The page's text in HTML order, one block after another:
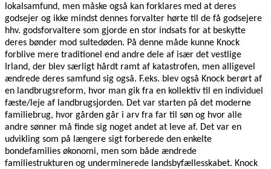
lokalsamfund, men måske også kan forklares med at deres
godsejer og ikke mindst dennes forvalter hørte til de få godsejere
hhv. godsforvaltere som gjorde en stor indsats for at beskytte
deres bønder mod sultedøden. På denne måde kunne Knock
forblive mere traditionel end andre dele af især det vestlige
Irland, der blev særligt hårdt ramt af katastrofen, men alligevel
ændrede deres samfund sig også. F.eks. blev også Knock berørt af
en landbrugsreform, hvor man gik fra en kollektiv til en individuel
fæste/leje af landbrugsjorden. Det var starten på det moderne
familiebrug, hvor gården går i arv fra far til søn og hvor alle
andre sønner må finde sig noget andet at leve af. Det var en
udvikling som på længere sigt forberede den enkelte
bondefamilies økonomi, men som både ændrede
familiestrukturen og underminerede landsbyfællesskabet. Knock